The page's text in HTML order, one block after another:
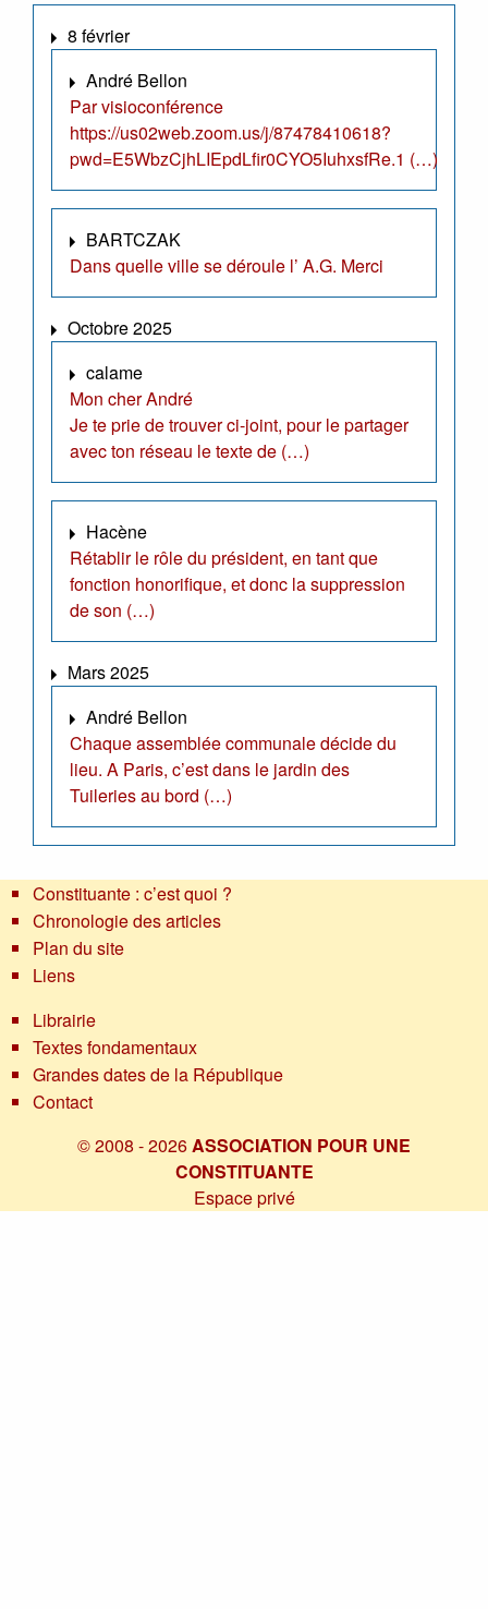
8 février
André Bellon
Par visioconférence
https://us02web.zoom.us/j/87478410618?
pwd=E5WbzCjhLIEpdLfir0CYO5IuhxsfRe.1 (…)
BARTCZAK
Dans quelle ville se déroule l’ A.G. Merci
Octobre 2025
calame
Mon cher André
Je te prie de trouver ci-joint, pour le partager
avec ton réseau le texte de (…)
Hacène
Rétablir le rôle du président, en tant que
fonction honorifique, et donc la suppression
de son (…)
Mars 2025
André Bellon
Chaque assemblée communale décide du
lieu. A Paris, c’est dans le jardin des
Tuileries au bord (…)
Constituante : c’est quoi ?
Chronologie des articles
Plan du site
Liens
Librairie
Textes fondamentaux
Grandes dates de la République
Contact
© 2008 - 2026ASSOCIATION POUR UNE
CONSTITUANTE
Espace privé